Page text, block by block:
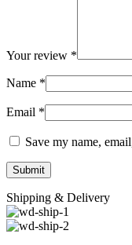
Your review *
Name *
Email *
Save my name,
Shipping & Delivery